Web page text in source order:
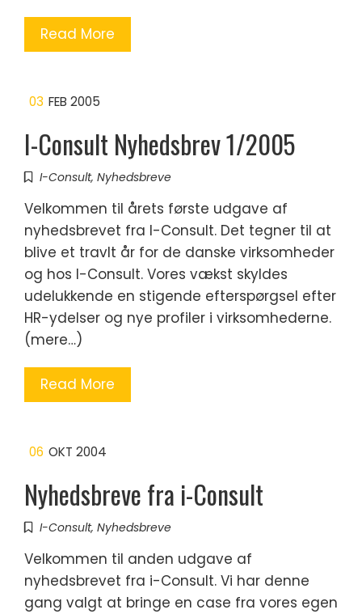
Read More
03 FEB 2005
I-Consult Nyhedsbrev 1/2005
I-Consult, Nyhedsbreve
Velkommen til årets første udgave af
nyhedsbrevet fra I-Consult. Det tegner til at
blive et travlt år for de danske virksomheder
og hos I-Consult. Vores vækst skyldes
udelukkende en stigende efterspørgsel efter
HR-ydelser og nye profiler i virksomhederne.
(mere…)
Read More
06 OKT 2004
Nyhedsbreve fra i-Consult
I-Consult, Nyhedsbreve
Velkommen til anden udgave af
nyhedsbrevet fra i-Consult. Vi har denne
gang valgt at bringe en case fra vores egen